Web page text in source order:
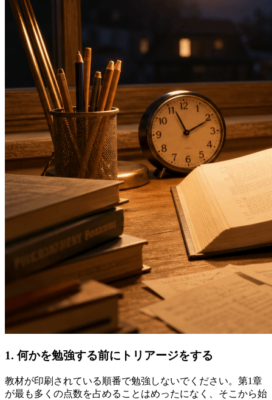
1. 何かを勉強する前にトリアージをする
教材が印刷されている順番で勉強しないでください。第1章
が最も多くの点数を占めることはめったになく、そこから始